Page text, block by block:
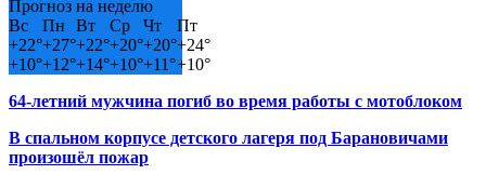
Прогноз на неделю
Вс
Пн Вт Ср Чт
Пт
+22°+27°+22°+20°+20°+24°
+10°+12°+14°+10°+11°+10°
64-летний мужчина погиб во время работы с мотоблоком
В спальном корпусе детского лагеря под Барановичами
произошёл пожар